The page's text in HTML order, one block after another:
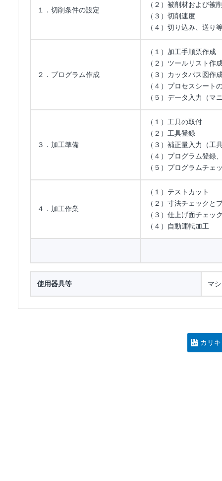
１．切削条件の設定
（２）被削材および被
（３）切削速度
（４）切り込み、送り
２．プログラム作成
（１）加工手順票作成
（２）ツールリスト作
（３）カッタパス図作
（４）プロセスシート
（５）データ入力（マ
３．加工準備
（１）工具の取付
（２）工具登録
（３）補正量入力（工
（４）プログラム登録
（５）プログラムチェ
４．加工作業
（１）テストカット
（２）寸法チェックと
（３）仕上げ面チェッ
（４）自動運転加工
使用器具等 マ
カリ